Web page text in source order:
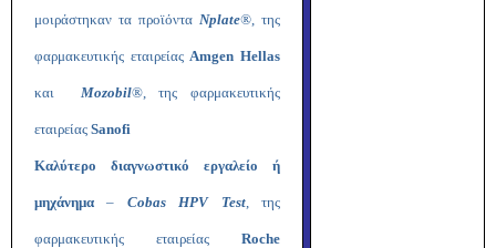
μοιράστηκαν τα προϊόντα Nplate®, της
φαρμακευτικής εταιρείαςAmgen Hellas
και Mozobil®, της φαρμακευτικής
εταιρείας Sanofi
Καλύτερο διαγνωστικό εργαλείο ή
μηχάνημα – Cobas HPV Test, της
φαρμακευτικής εταιρείας Roche